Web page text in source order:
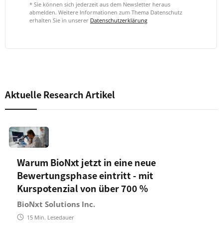
* Sie können sich jederzeit aus dem Newsletter heraus
abmelden. Weitere Informationen zum Thema Datenschutz
erhalten Sie in unserer Datenschutzerklärung
Aktuelle Research Artikel
Warum BioNxt jetzt in eine neue
Bewertungsphase eintritt - mit
Kurspotenzial von über 700 %
BioNxt Solutions Inc.
15 Min. Lesedauer